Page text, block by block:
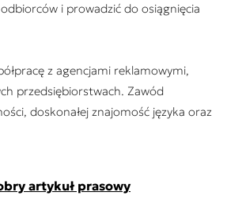
i prowadzić do osiągnięcia
z agencjami reklamowymi,
przedsiębiorstwach. Zawód
doskonałej znajomość języka oraz
artykuł prasowy